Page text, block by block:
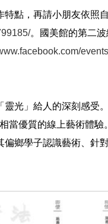
特點，再請小朋友依照
。國美館的第二
光」給人的深刻感受
當優質的線上藝術體驗
鄉學子認識藝術、針